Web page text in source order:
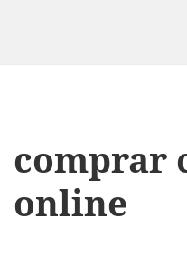
comprar
online